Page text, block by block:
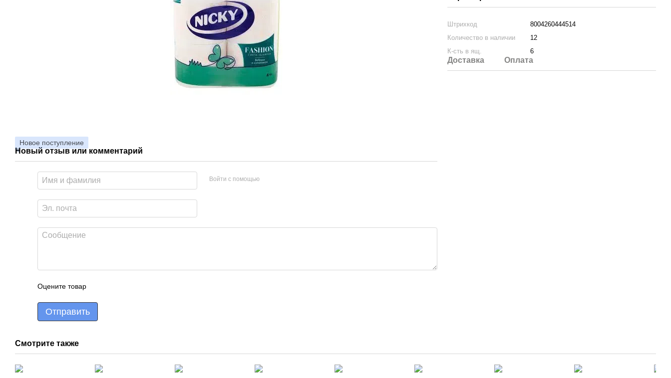
Новое поступление
Новый отзыв или комментарий
Войти с помощью
Оцените товар
Отправить
Штрихкод
8004260444514
Количество в наличии
12
К-сть в ящ.
6
Доставка Оплата
Смотрите также